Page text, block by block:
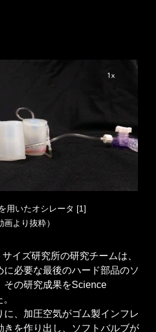
用いたオシレータ [1]
画より抜粋）
イズ研究所の研究チームは、
に必要な最後のハード部品のソ
その研究成果をScience
、加圧空気がゴム製インフレ
きを作り出し、ソフトバルブが